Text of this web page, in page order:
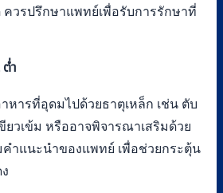
ควรปรึกษาแพทย์เพื่อรับการรักษาที่
ำ
หารที่อุดมไปด้วยธาตุเหล็ก เช่น ตับ
ยวเข้ม หรืออาจพิจารณาเสริมด้วย
คำแนะนำของแพทย์ เพื่อช่วยกระตุ้น